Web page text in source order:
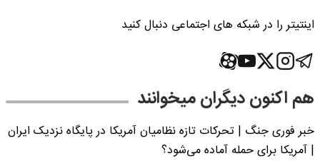
اینتیتر را در شبکه های اجتماعی دنبال کنید
هم اکنون دیگران میخوانند
خبر فوری جنگ | تحرکات تازه نظامیان آمریکا در پایگاه نزدیک ایران
| آمریکا برای حمله آماده می‌شود؟